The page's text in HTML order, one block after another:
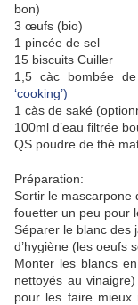
bon)
3 œufs (bio)
1 pincée de sel
15 biscuits Cuiller
1,5 càc bombée
‘cooking’)
1 càs de saké
100ml d’eau filtrée
QS poudre de thé
Préparation:
Sortir le mascarpone
fouetter un peu pour
Séparer le blanc des
d’hygiène (les oeufs
Monter les blancs
nettoyés au
pour les faire mieux